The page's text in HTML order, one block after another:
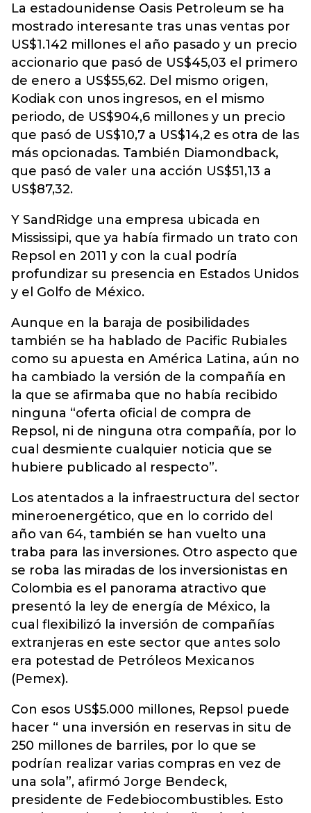
La estadounidense Oasis Petroleum se ha
mostrado interesante tras unas ventas por
US$1.142 millones el año pasado y un precio
accionario que pasó de US$45,03 el primero
de enero a US$55,62. Del mismo origen,
Kodiak con unos ingresos, en el mismo
periodo, de US$904,6 millones y un precio
que pasó de US$10,7 a US$14,2 es otra de las
más opcionadas. También Diamondback,
que pasó de valer una acción US$51,13 a
US$87,32.
Y SandRidge una empresa ubicada en
Mississipi, que ya había firmado un trato con
Repsol en 2011 y con la cual podría
profundizar su presencia en Estados Unidos
y el Golfo de México.
Aunque en la baraja de posibilidades
también se ha hablado de Pacific Rubiales
como su apuesta en América Latina, aún no
ha cambiado la versión de la compañía en
la que se afirmaba que no había recibido
ninguna “oferta oficial de compra de
Repsol, ni de ninguna otra compañía, por lo
cual desmiente cualquier noticia que se
hubiere publicado al respecto”.
Los atentados a la infraestructura del sector
mineroenergético, que en lo corrido del
año van 64, también se han vuelto una
traba para las inversiones. Otro aspecto que
se roba las miradas de los inversionistas en
Colombia es el panorama atractivo que
presentó la ley de energía de México, la
cual flexibilizó la inversión de compañías
extranjeras en este sector que antes solo
era potestad de Petróleos Mexicanos
(Pemex).
Con esos US$5.000 millones, Repsol puede
hacer “ una inversión en reservas in situ de
250 millones de barriles, por lo que se
podrían realizar varias compras en vez de
una sola”, afirmó Jorge Bendeck,
presidente de Fedebiocombustibles. Esto